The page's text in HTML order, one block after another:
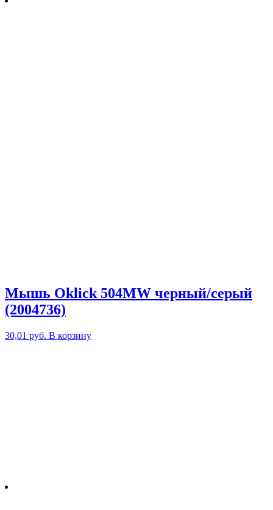
Мышь Oklick 504MW черный/серый
(2004736)
30,01 руб. В корзину